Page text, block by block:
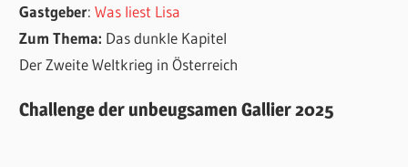
Gastgeber:Was liest Lisa
Zum Thema: Das dunkle Kapitel
Der Zweite Weltkrieg in Österreich
Challenge der unbeugsamen Gallier 2025